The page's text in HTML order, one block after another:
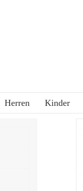
Herren Kinder